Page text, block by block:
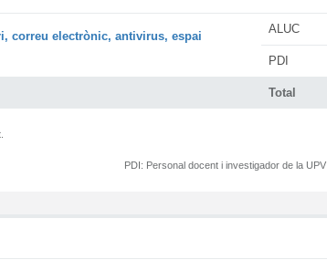
Total
correu electrònic, antivirus, espai
ALUC
PDI
PDI: Personal docent i investigador de la UPV